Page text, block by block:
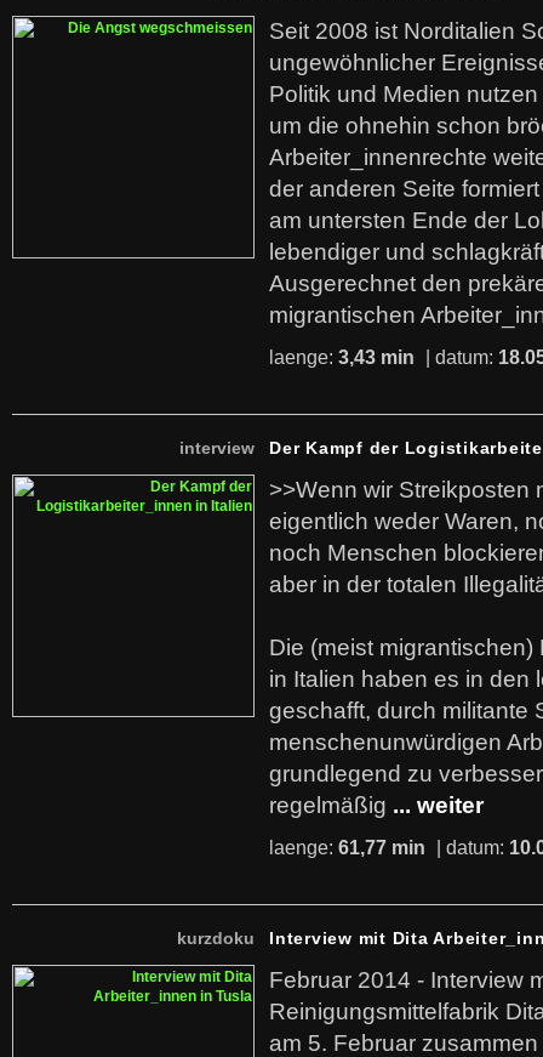
Seit 2008 ist Norditalien
ungewöhnlicher
Politik und Medien
um die ohnehin schon
Arbeiter_innenrechte
der anderen Seite
am untersten Ende der
lebendiger und
Ausgerechnet den
migrantischen
laenge: 3,43 min | datum:
interview Der Kampf der
>>Wenn wir Streikposten
eigentlich weder Waren,
noch Menschen
aber in der totalen
Die (meist
in Italien haben es in den
geschafft, durch militante
menschenunwürdigen
grundlegend zu
regelmäßig ... weiter
laenge: 61,77 min | datum:
kurzdoku Interview mit Dita
Februar 2014 - Interview
Reinigungsmittelfabrik
am 5. Februar